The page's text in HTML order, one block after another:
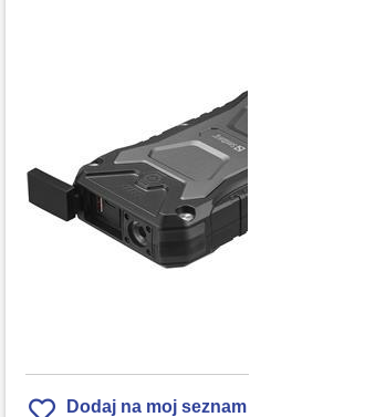
Dodaj na moj seznam